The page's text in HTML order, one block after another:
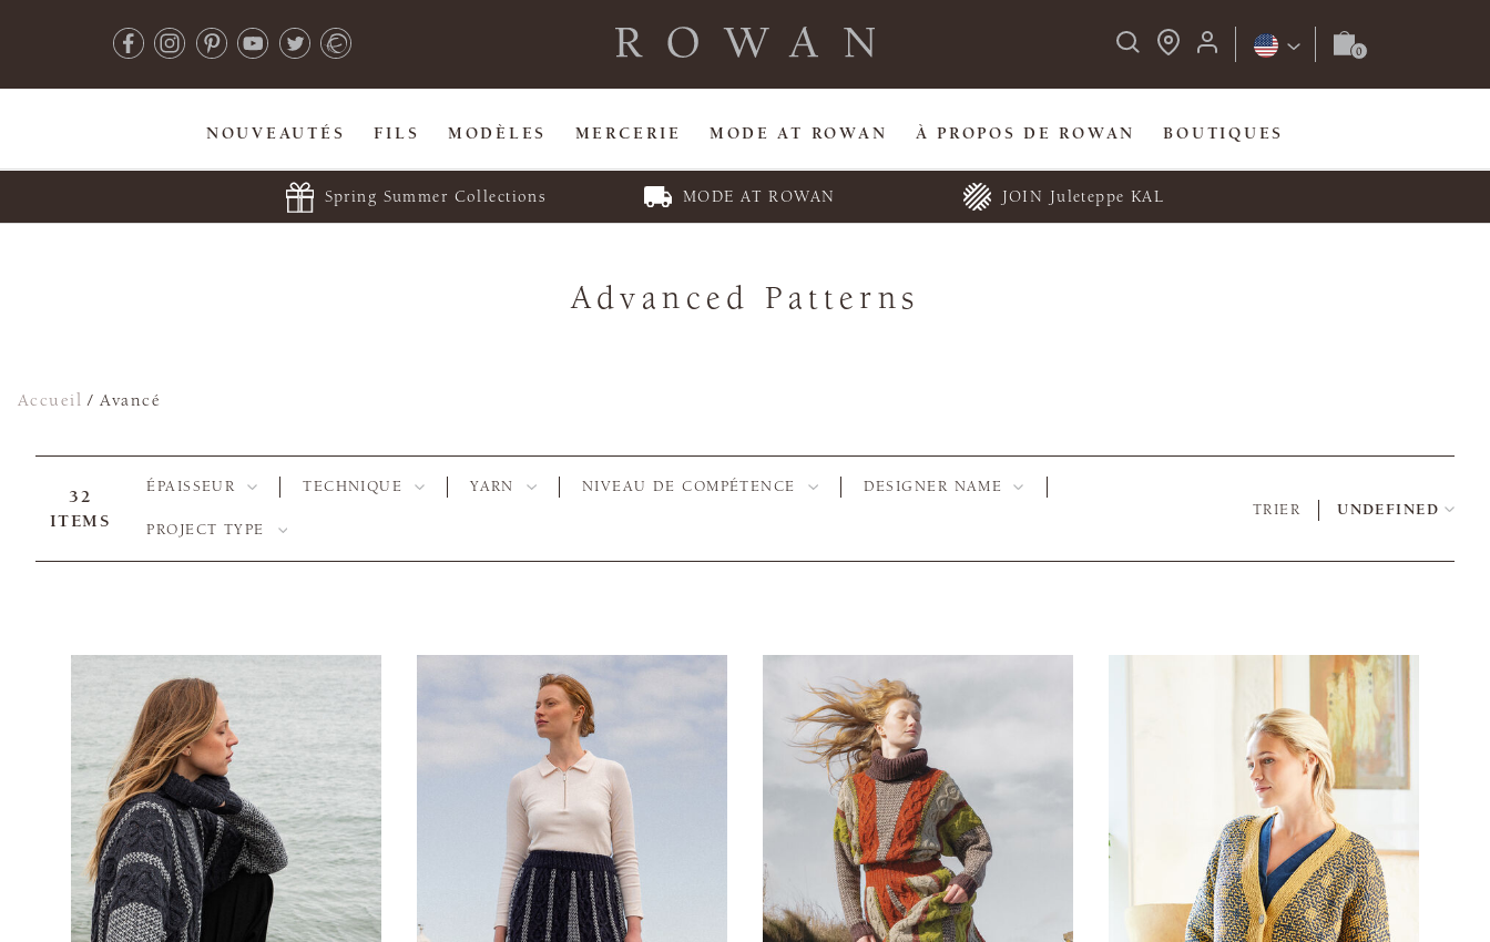
NOUVEAUTÉS FILS MODÈLES MERCERIE MODE AT ROWAN À PROPOS DE ROWAN BOUTIQUES
Spring Summer Collections MODE AT ROWAN JOIN Juleteppe KAL
Advanced Patterns
Accueil /Avancé
32
ITEMS
ÉPAISSEUR TECHNIQUE YARN NIVEAU DE COMPÉTENCE DESIGNER NAME
PROJECT TYPE
TRIER UNDEFINED